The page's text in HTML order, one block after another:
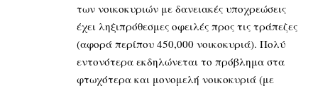
των νοικοκυριών με δανειακές υποχρεώσεις
έχει ληξιπρόθεσμες οφειλές προς τις τράπεζες
(αφορά περίπου 450,000 νοικοκυριά). Πολύ
εντονότερα εκδηλώνεται το πρόβλημα στα
φτωχότερα και μονομελή νοικοκυριά (με